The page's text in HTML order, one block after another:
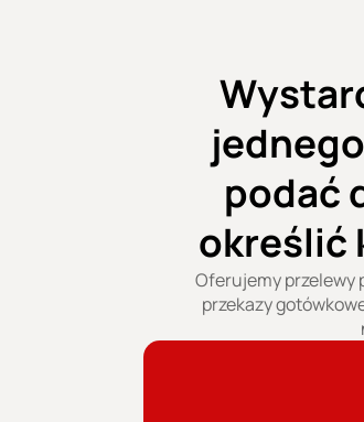
podać
określić
Oferujemy przelewy
przekazy